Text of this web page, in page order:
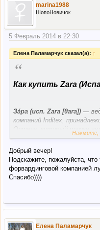
marina1988
ШопоНовичок
5 Февраль 2014 в 22:30
Елена Паламарчук сказал(а): ↑
“
Как купить Zara
За́ра (исп. Zara [θara]) —
компаний Inditex,
Ортеге, который также
как Massimo Dutti, Pull and
Bershka. Главный офис
в 1975 году был открыт
Zara требуется всего 2
поступления новой линии
показателем в индустрии-
производства одежды
производственных точек
производства. Возможно,
Нажмите,
Добрый вечер!
Подскажите, пожалуйста, что
форвардинговой компанией
Спасибо))))
Елена Паламарчук